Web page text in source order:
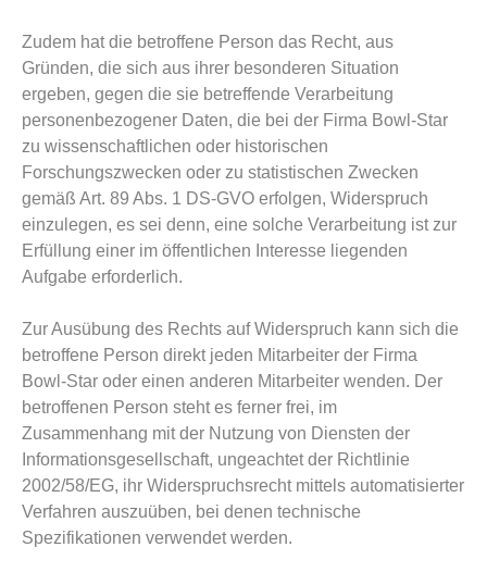
Zudem hat die betroffene Person das Recht, aus
Gründen, die sich aus ihrer besonderen Situation
ergeben, gegen die sie betreffende Verarbeitung
personenbezogener Daten, die bei der Firma Bowl-Star
zu wissenschaftlichen oder historischen
Forschungszwecken oder zu statistischen Zwecken
gemäß Art. 89 Abs. 1 DS-GVO erfolgen, Widerspruch
einzulegen, es sei denn, eine solche Verarbeitung ist zur
Erfüllung einer im öffentlichen Interesse liegenden
Aufgabe erforderlich.
Zur Ausübung des Rechts auf Widerspruch kann sich die
betroffene Person direkt jeden Mitarbeiter der Firma
Bowl-Star oder einen anderen Mitarbeiter wenden. Der
betroffenen Person steht es ferner frei, im
Zusammenhang mit der Nutzung von Diensten der
Informationsgesellschaft, ungeachtet der Richtlinie
2002/58/EG, ihr Widerspruchsrecht mittels automatisierter
Verfahren auszuüben, bei denen technische
Spezifikationen verwendet werden.